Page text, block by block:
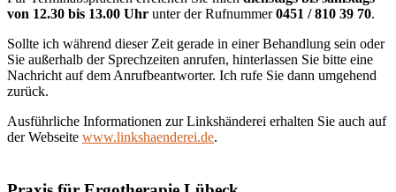
von 12.30 bis 13.00 Uhr unter der Rufnummer0451 / 810 39 70.
Sollte ich während dieser Zeit gerade in einer Behandlung sein oder
Sie außerhalb der Sprechzeiten anrufen, hinterlassen Sie bitte eine
Nachricht auf dem Anrufbeantworter. Ich rufe Sie dann umgehend
zurück.
Ausführliche Informationen zur Linkshänderei erhalten Sie auch auf
der Webseite www.linkshaenderei.de.